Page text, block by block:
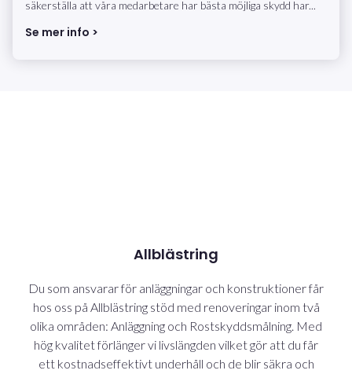
säkerställa att våra medarbetare har bästa möjliga skydd har...
Se mer info >
Allblästring
Du som ansvarar för anläggningar och konstruktioner får
hos oss på Allblästring stöd med renoveringar inom två
olika områden: Anläggning och Rostskyddsmålning. Med
hög kvalitet förlänger vi livslängden vilket gör att du får
ett kostnadseffektivt underhåll och de blir säkra och